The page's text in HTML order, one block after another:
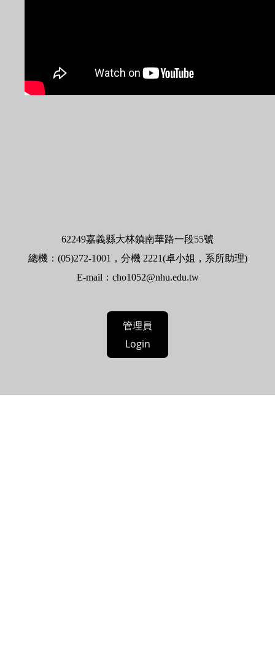
62249嘉義縣大林鎮南華路一段55號
總機：(05)272-1001，分機 2221(卓小姐，系所助理)
E-mail： cho1052@nhu.edu.tw
管理員
Login